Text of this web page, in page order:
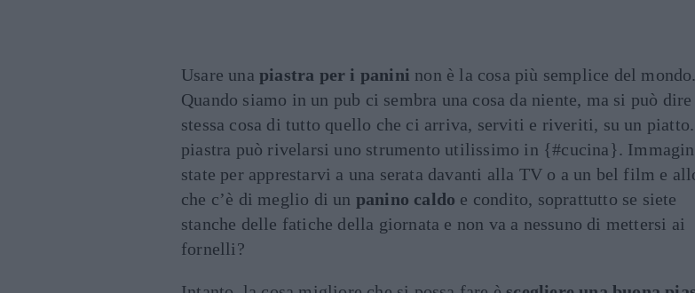
Usare una piastra per i panini non è la cosa più semplice del mondo.
Quando siamo in un pub ci sembra una cosa da niente, ma si può
stessa cosa di tutto quello che ci arriva, serviti e riveriti, su un
piastra può rivelarsi uno strumento utilissimo in {#cucina}.
state per apprestarvi a una serata davanti alla TV o a un bel film e
che c’è di meglio di un panino caldo e condito, soprattutto se siete
stanche delle fatiche della giornata e non va a nessuno di mettersi ai
fornelli?